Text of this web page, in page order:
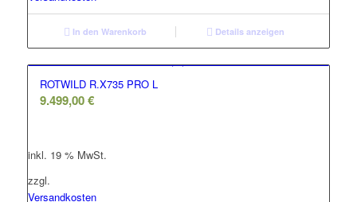
In den Warenkorb Details anzeigen
ROTWILD R.X735 PRO L
9.499,00€
inkl. 19 % MwSt.
zzgl.
Versandkosten